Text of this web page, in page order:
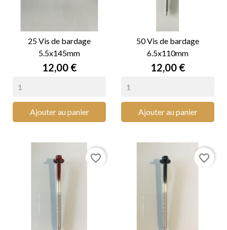
25 Vis de bardage
5.5x145mm
Prix
12,00 €
Ajouter au panier
50 Vis de bardage
6.5x110mm
Prix
12,00 €
Ajouter au panier
favorite_border favorite_border